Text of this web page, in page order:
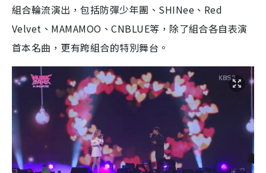
組合輪流演出，包括防彈少年團、SHINee、Red
Velvet、MAMAMOO、CNBLUE等，除了組合各自表演
首本名曲，更有跨組合的特別舞台。